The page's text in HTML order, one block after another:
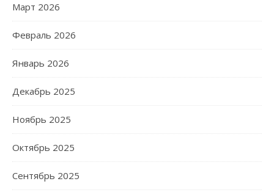
Март 2026
Февраль 2026
Январь 2026
Декабрь 2025
Ноябрь 2025
Октябрь 2025
Сентябрь 2025